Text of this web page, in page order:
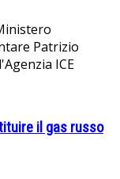
Patrizio
ICE
il gas russo